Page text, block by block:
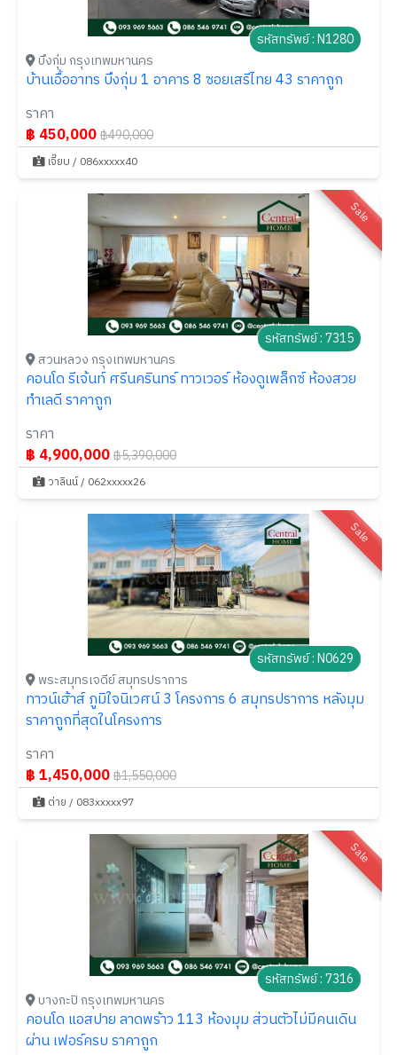
รหัสทรัพย์ : N1280
บึงกุ่ม กรุงเทพมหานคร
บ้านเอื้ออาทร บึงกุ่ม 1 อาคาร 8 ซอยเสรีไทย 43 ราคาถูก
ราคา
฿ 450,000฿490,000
เจี๊ยบ / 086xxxxx40
Sale
รหัสทรัพย์ : 7315
สวนหลวง กรุงเทพมหานคร
คอนโด รีเจ้นท์ ศรีนครินทร์ ทาวเวอร์ ห้องดูเพล็กซ์ ห้องสวย
ทำเลดี ราคาถูก
ราคา
฿ 4,900,000฿5,390,000
วาลินน์ / 062xxxxx26
Sale
รหัสทรัพย์ : N0629
พระสมุทรเจดีย์ สมุทรปราการ
ทาวน์เฮ้าส์ ภูมิใจนิเวศน์ 3 โครงการ 6 สมุทรปราการ หลังมุม
ราคาถูกที่สุดในโครงการ
ราคา
฿ 1,450,000฿1,550,000
ต่าย / 083xxxxx97
Sale
รหัสทรัพย์ : 7316
บางกะปิ กรุงเทพมหานคร
คอนโด แอสปาย ลาดพร้าว 113 ห้องมุม ส่วนตัวไม่มีคนเดิน
ผ่าน เฟอร์ครบ ราคาถูก